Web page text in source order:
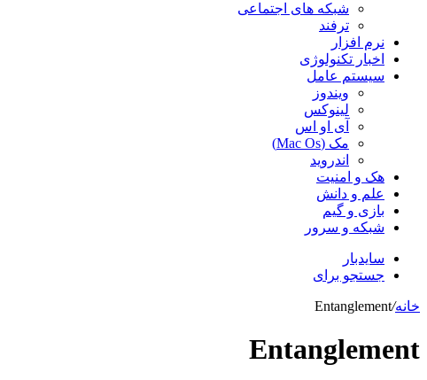
شبکه های اجتماعی
ترفند
نرم افزار
اخبار تکنولوژی
سیستم عامل
ویندوز
لینوکس
آی او اس
مک (Mac Os)
اندروید
هک و امنیت
علم و دانش
بازی و گیم
شبکه و سرور
سایدبار
جستجو برای
خانه/
Entanglement
Entanglement